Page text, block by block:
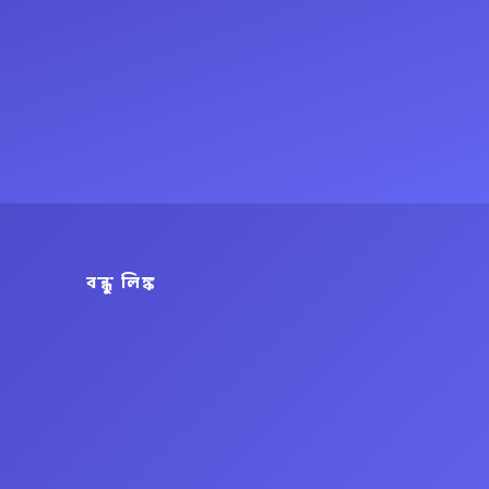
বন্ধু লিঙ্ক